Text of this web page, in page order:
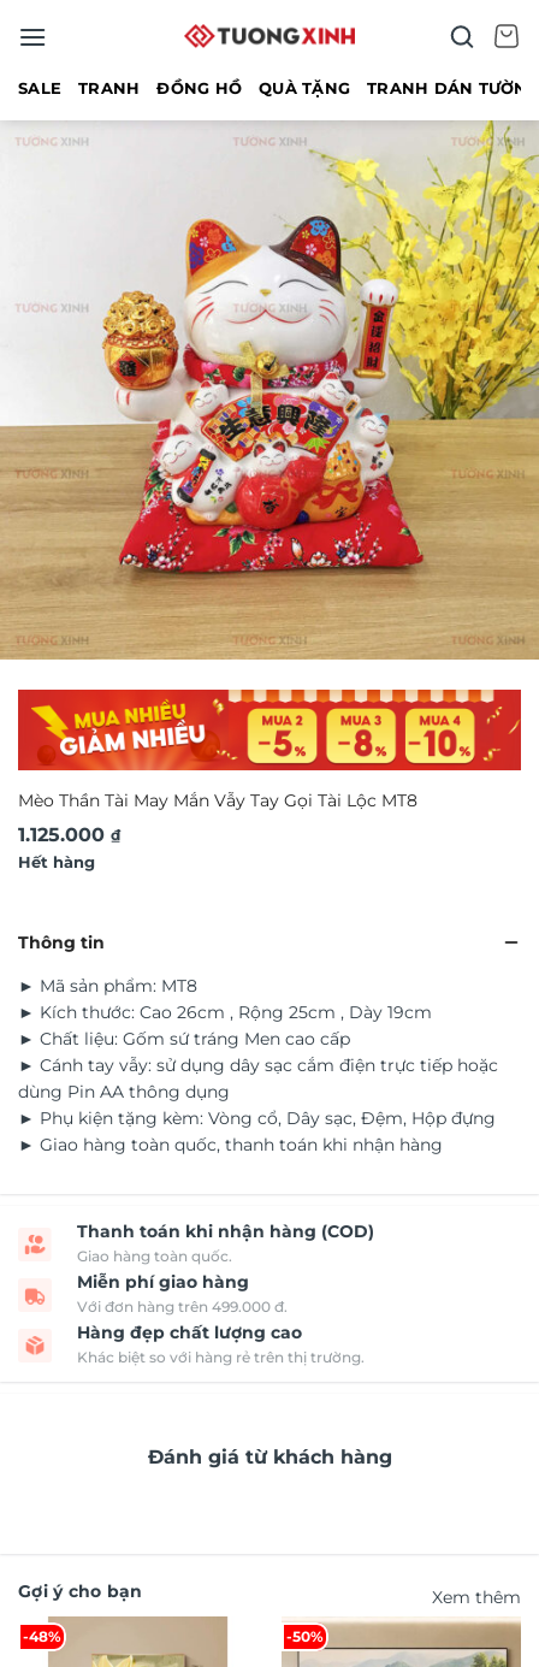
qua
SALE TRANH ĐỒNG HỒ QUÀ TẶNG TRANH DÁN
Mèo Thần Tài May Mắn Vẫy Tay Gọi Tài Lộc MT8
1.125.000 ₫
Hết hàng
Thông tin
► Mã sản phẩm: MT8
► Kích thước: Cao 26cm , Rộng 25cm , Dày 19cm
► Chất liệu: Gốm sứ tráng Men cao cấp
► Cánh tay vẫy: sử dụng dây sạc cắm điện trực tiếp hoặc
dùng Pin AA thông dụng
► Phụ kiện tặng kèm: Vòng cổ, Dây sạc, Đệm, Hộp đựng
► Giao hàng toàn quốc, thanh toán khi nhận hàng
Thanh toán khi nhận hàng (COD)
Giao hàng toàn quốc.
Miễn phí giao hàng
Với đơn hàng trên 499.000 đ.
Hàng đẹp chất lượng cao
Khác biệt so với hàng rẻ trên thị trường.
Đánh giá từ khách hàng
Gợi ý cho bạn Xem thêm
-48% -50%